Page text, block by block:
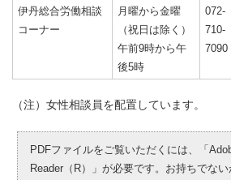
伊丹総合労働相談
コーナー
月曜から金曜
（祝日は除く）
午前9時から午
後5時
072-
710-
7090
（注）女性相談員を配置しています。
PDFファイルをご覧いただくには、「
Reader（R）」が必要です。お持ちでない